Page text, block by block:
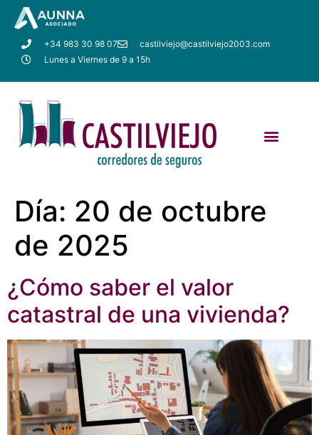
+34 983 30 98 07
castilviejo@castilviejo2003.com
Lunes a Viernes de 9 a 15h
Día: 20 de octubre
de 2025
¿Cómo saber el valor
catastral de una vivienda?